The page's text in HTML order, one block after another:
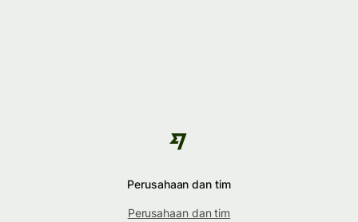
Perusahaan dan tim
Perusahaan dan tim